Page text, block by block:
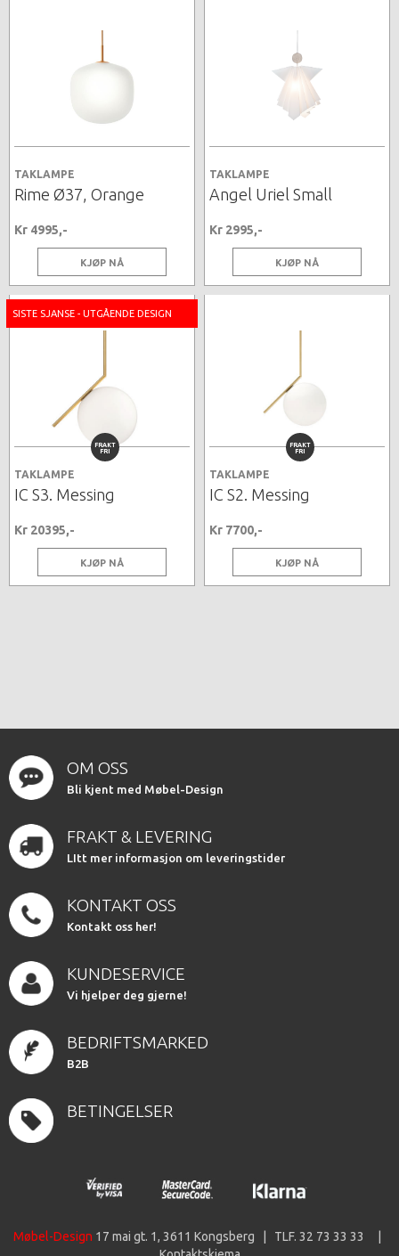
TAKLAMPE
Rime Ø37, Orange
Kr 4995,-
KJØP NÅ
TAKLAMPE
Angel Uriel Small
Kr 2995,-
KJØP NÅ
SISTE SJANSE - UTGÅENDE DESIGN
FRAKT
FRI
TAKLAMPE
IC S3. Messing
Kr 20395,-
KJØP NÅ
FRAKT
FRI
TAKLAMPE
IC S2. Messing
Kr 7700,-
KJØP NÅ
OM OSS
Bli kjent med Møbel-Design
FRAKT & LEVERING
LItt mer informasjon om leveringstider
KONTAKT OSS
Kontakt oss her!
KUNDESERVICE
Vi hjelper deg gjerne!
BEDRIFTSMARKED
B2B
BETINGELSER
Møbel-Design 17 mai gt. 1, 3611 Kongsberg | TLF. 32 73 33 33 |